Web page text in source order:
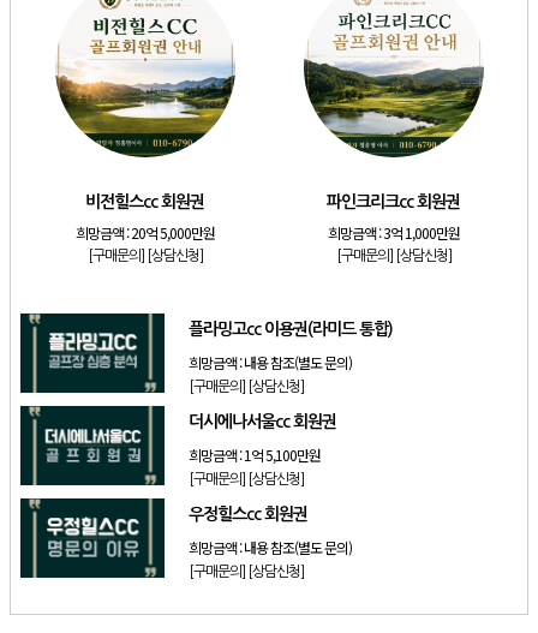
소노호텔앤리조트 이그제큐티브 무기명 회원제
아시아나cc 회원권
[골프]발리오스cc 회원권 종류
소노호텔앤리조트 패밀리 등기 무기명
파인크리크cc 회원권
소노호텔앤리조트 패밀리 회원권
비전힐스cc 회원권
희망금액 :20억 5,000만원
[구매문의] [상담신청]
파인크리크cc 회원권
희망금액 :3억 1,000만원
[구매문의] [상담신청]
플라밍고cc 이용권(라미드 통합)
희망금액 :내용 참조(별도 문의)
[구매문의] [상담신청]
더시에나서울cc 회원권
희망금액 :1억 5,100만원
[구매문의] [상담신청]
우정힐스cc 회원권
희망금액 :내용 참조(별도 문의)
[구매문의] [상담신청]